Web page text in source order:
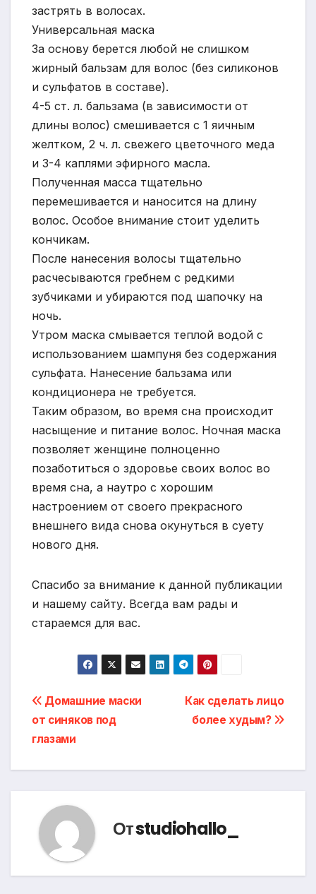
застрять в волосах.
Универсальная маска
За основу берется любой не слишком
жирный бальзам для волос (без силиконов
и сульфатов в составе).
4-5 ст. л. бальзама (в зависимости от
длины волос) смешивается с 1 яичным
желтком, 2 ч. л. свежего цветочного меда
и 3-4 каплями эфирного масла.
Полученная масса тщательно
перемешивается и наносится на длину
волос. Особое внимание стоит уделить
кончикам.
После нанесения волосы тщательно
расчесываются гребнем с редкими
зубчиками и убираются под шапочку на
ночь.
Утром маска смывается теплой водой с
использованием шампуня без содержания
сульфата. Нанесение бальзама или
кондиционера не требуется.
Таким образом, во время сна происходит
насыщение и питание волос. Ночная маска
позволяет женщине полноценно
позаботиться о здоровье своих волос во
время сна, а наутро с хорошим
настроением от своего прекрасного
внешнего вида снова окунуться в суету
нового дня.
Спасибо за внимание к данной публикации
и нашему сайту. Всегда вам рады и
стараемся для вас.
Навигация
по
записям
Как сделать лицо
более худым?
Домашние маски
от синяков под
глазами
Отstudiohallo_